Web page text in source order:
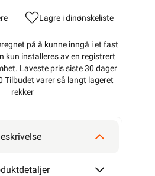
Lagre i dinønskeliste
på å kunne inngå i et fast
kun installeres av en registrert
. Laveste pris siste 30 dager
Tilbudet varer så langt lageret
rekker